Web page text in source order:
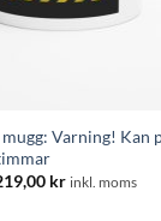
Varning! Kan
krPrisintervall:
inkl. moms